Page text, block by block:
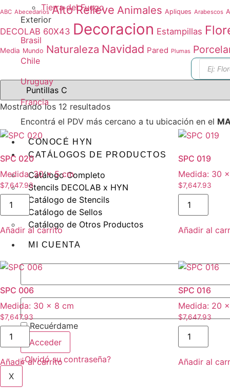
Tierra del Fuego
Exterior
Brasil
Chile
Uruguay
Francia
Encontrá el PDV más cercano a tu ubicación en el
CONOCÉ HYN
CATÁLOGOS DE PRODUCTOS
Catálogo Completo
Stencils DECOLAB x HYN
Catálogo de Stencils
Catálogo de Sellos
Catálogo de Otros Productos
MI CUENTA
Recuérdame
Acceder
¿Olvidó su contraseña?
X
ABC Abecedarios Alto Relieve Animales Apliques Arabescos
DECOLAB 60X43 Decoracion Estampillas
Media Mundo Naturaleza Navidad Pared Plumas
de
Mostrando los 12 resultadosOrdenado
por
SPC 020
Medida:30 × 5 cm
$7,647.93
SPC
020
cantidad
Añadir al carrito
SPC 019
Medida: 30
$7,647.93
SPC
019
cantidad
Añadir al
SPC 006
Medida: 30 × 8 cm
$7,647.93
SPC
006
cantidad
Añadir al carrito
SPC 016
Medida: 20
$7,647.93
SPC
016
cantidad
Añadir al